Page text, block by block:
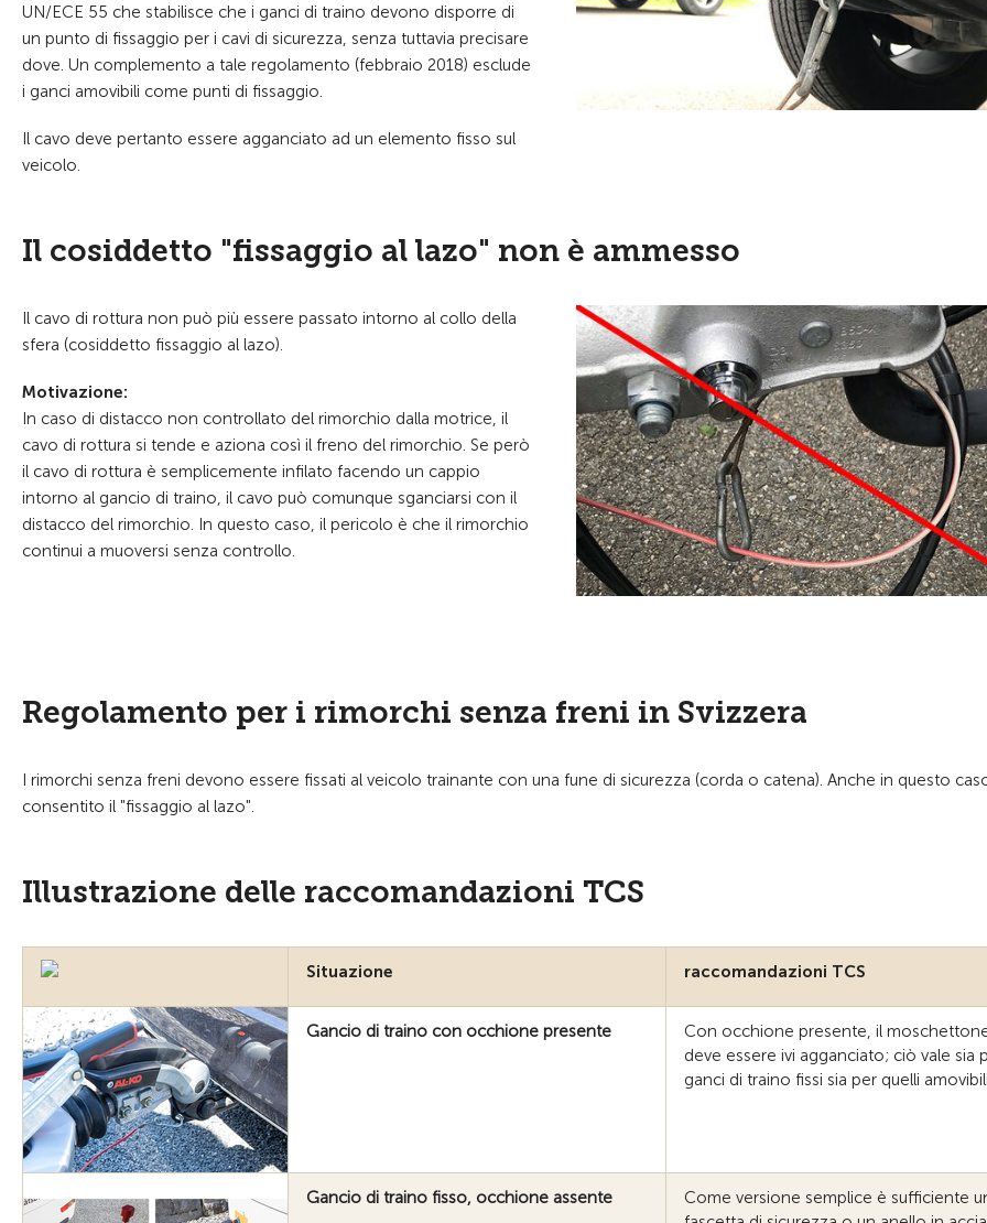
UN/ECE 55 che stabilisce che i ganci di traino devono disporre di
un punto di fissaggio per i cavi di sicurezza, senza tuttavia precisare
dove. Un complemento a tale regolamento (febbraio 2018) esclude
i ganci amovibili come punti di fissaggio.
Il cavo deve pertanto essere agganciato ad un elemento fisso sul
veicolo.
Il cosiddetto "fissaggio al lazo" non è ammesso
Il cavo di rottura non può più essere passato intorno al collo della
sfera (cosiddetto fissaggio al lazo).
Motivazione:
In caso di distacco non controllato del rimorchio dalla motrice, il
cavo di rottura si tende e aziona così il freno del rimorchio. Se però
il cavo di rottura è semplicemente infilato facendo un cappio
intorno al gancio di traino, il cavo può comunque sganciarsi con il
distacco del rimorchio. In questo caso, il pericolo è che il rimorchio
continui a muoversi senza controllo.
Regolamento per i rimorchi senza freni in Svizzera
I rimorchi senza freni devono essere fissati al veicolo trainante con una fune di sicurezza (corda o catena). Anche in questo
consentito il "fissaggio al lazo".
Illustrazione delle raccomandazioni TCS
Situazione raccomandazioni TCS
Gancio di traino con occhione presente
Con occhione presente, il
deve essere ivi agganciato; ciò vale sia
ganci di traino fissi sia per quelli
Gancio di traino fisso, occhione assente
Come versione semplice è sufficiente